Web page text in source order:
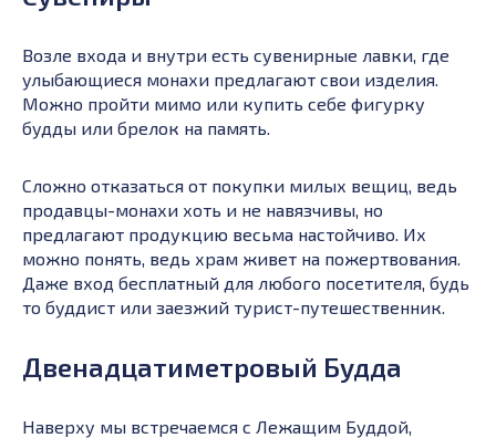
Возле входа и внутри есть сувенирные лавки, где
улыбающиеся монахи предлагают свои изделия.
Можно пройти мимо или купить себе фигурку
будды или брелок на память.
Сложно отказаться от покупки милых вещиц, ведь
продавцы-монахи хоть и не навязчивы, но
предлагают продукцию весьма настойчиво. Их
можно понять, ведь храм живет на пожертвования.
Даже вход бесплатный для любого посетителя, будь
то буддист или заезжий турист-путешественник.
Двенадцатиметровый Будда
Наверху мы встречаемся с Лежащим Буддой,